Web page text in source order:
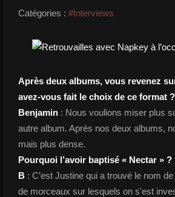
Catégories : #Interviews
Après deux albums, vous revenez
avez-vous fait le choix de ce format ?
Benjamin : Nous voulions miser plus
autre album. Après nos deux albums,
mais plus dense.
Pourquoi l’avoir baptisé « Nectar » ?
B : C’est Justine qui a trouvé le nom
de morceaux sur lesquels on s'est